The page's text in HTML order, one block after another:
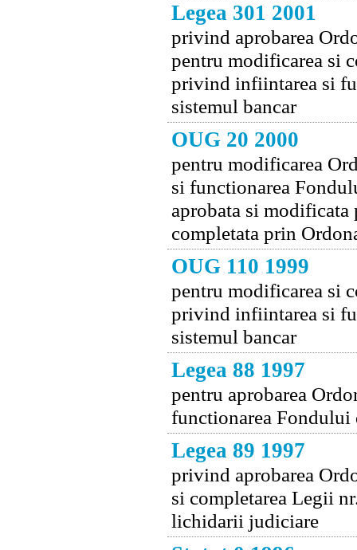
Legea 301 2001
privind aprobarea
pentru modificarea si
privind infiintarea si
sistemul bancar
OUG 20 2000
pentru modificarea
si functionarea
aprobata si
completata prin
OUG 110 1999
pentru modificarea si
privind infiintarea si
sistemul bancar
Legea 88 1997
pentru aprobarea
functionarea Fondului
Legea 89 1997
privind aprobarea
si completarea Legii
lichidarii judiciare